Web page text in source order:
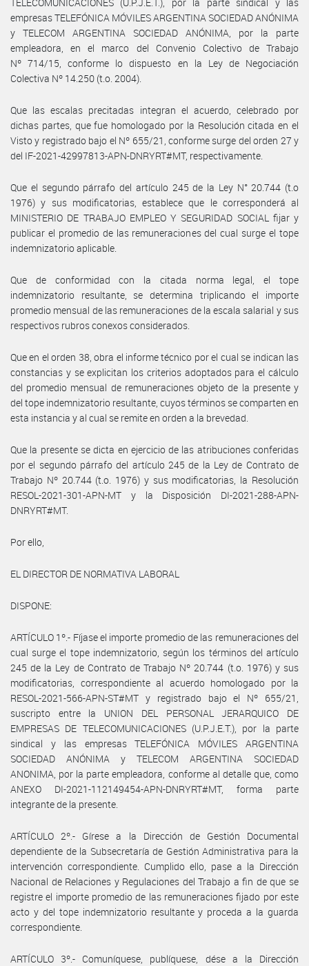
empresas TELEFÓNICA MÓVILES ARGENTINA SOCIEDAD ANÓNIMA
y TELECOM ARGENTINA SOCIEDAD ANÓNIMA, por la parte
empleadora, en el marco del Convenio Colectivo de Trabajo
Nº 714/15, conforme lo dispuesto en la Ley de Negociación
Colectiva Nº 14.250 (t.o. 2004).
Que las escalas precitadas integran el acuerdo, celebrado por
dichas partes, que fue homologado por la Resolución citada en el
Visto y registrado bajo el Nº 655/21, conforme surge del orden 27 y
del IF-2021-42997813-APN-DNRYRT#MT, respectivamente.
Que el segundo párrafo del artículo 245 de la Ley N° 20.744 (t.o
1976) y sus modificatorias, establece que le corresponderá al
MINISTERIO DE TRABAJO EMPLEO Y SEGURIDAD SOCIAL fijar y
publicar el promedio de las remuneraciones del cual surge el tope
indemnizatorio aplicable.
Que de conformidad con la citada norma legal, el tope
indemnizatorio resultante, se determina triplicando el importe
promedio mensual de las remuneraciones de la escala salarial y sus
respectivos rubros conexos considerados.
Que en el orden 38, obra el informe técnico por el cual se indican las
constancias y se explicitan los criterios adoptados para el cálculo
del promedio mensual de remuneraciones objeto de la presente y
del tope indemnizatorio resultante, cuyos términos se comparten en
esta instancia y al cual se remite en orden a la brevedad.
Que la presente se dicta en ejercicio de las atribuciones conferidas
por el segundo párrafo del artículo 245 de la Ley de Contrato de
Trabajo Nº 20.744 (t.o. 1976) y sus modificatorias, la Resolución
RESOL-2021-301-APN-MT y la Disposición DI-2021-288-APN-
DNRYRT#MT.
Por ello,
EL DIRECTOR DE NORMATIVA LABORAL
DISPONE:
ARTÍCULO 1º.- Fíjase el importe promedio de las remuneraciones del
cual surge el tope indemnizatorio, según los términos del artículo
245 de la Ley de Contrato de Trabajo Nº 20.744 (t.o. 1976) y sus
modificatorias, correspondiente al acuerdo homologado por la
RESOL-2021-566-APN-ST#MT y registrado bajo el Nº 655/21,
suscripto entre la UNION DEL PERSONAL JERARQUICO DE
EMPRESAS DE TELECOMUNICACIONES (U.P.J.E.T.), por la parte
sindical y las empresas TELEFÓNICA MÓVILES ARGENTINA
SOCIEDAD ANÓNIMA y TELECOM ARGENTINA SOCIEDAD
ANONIMA, por la parte empleadora, conforme al detalle que, como
ANEXO DI-2021-112149454-APN-DNRYRT#MT, forma parte
integrante de la presente.
ARTÍCULO 2º.- Gírese a la Dirección de Gestión Documental
dependiente de la Subsecretaría de Gestión Administrativa para la
intervención correspondiente. Cumplido ello, pase a la Dirección
Nacional de Relaciones y Regulaciones del Trabajo a fin de que se
registre el importe promedio de las remuneraciones fijado por este
acto y del tope indemnizatorio resultante y proceda a la guarda
correspondiente.
ARTÍCULO 3º.- Comuníquese, publíquese, dése a la Dirección